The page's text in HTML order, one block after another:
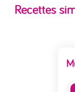
Recettes